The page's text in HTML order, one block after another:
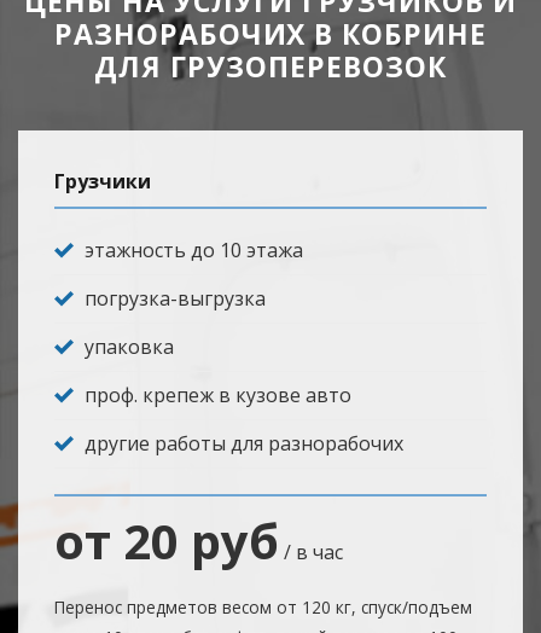
РАЗНОРАБОЧИХ В КОБРИНЕ
ДЛЯ ГРУЗОПЕРЕВОЗОК
Грузчики
этажность до 10 этажа
погрузка-выгрузка
упаковка
проф. крепеж в кузове авто
другие работы для разнорабочих
от 20 руб / в час
Перенос предметов весом от 120 кг, спуск/подъем